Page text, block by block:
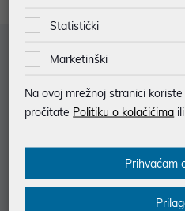
Služba za korisnike
Saznajte više
Statistički
Marketinški
Na ovoj mrežnoj stranici
pročitate Politiku o kolačićima
Prihvaćam